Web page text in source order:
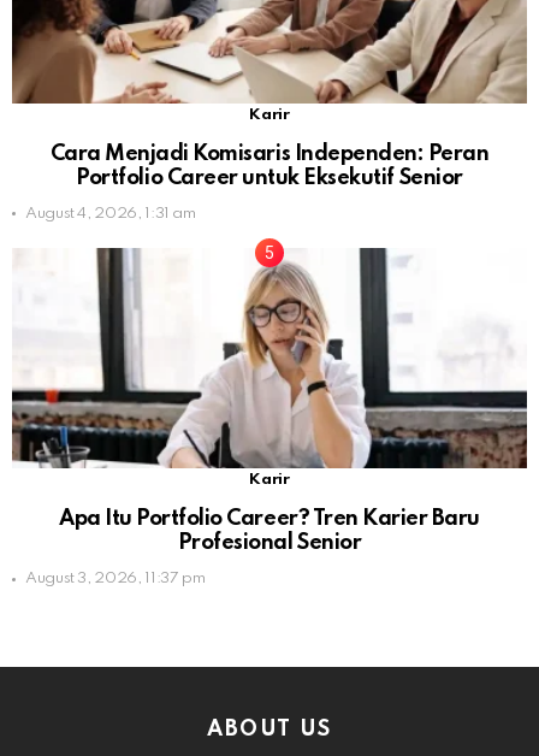
Karir
Cara Menjadi Komisaris Independen: Peran
Portfolio Career untuk Eksekutif Senior
August 4, 2026, 1:31 am
Karir
Apa Itu Portfolio Career? Tren Karier Baru
Profesional Senior
August 3, 2026, 11:37 pm
ABOUT US